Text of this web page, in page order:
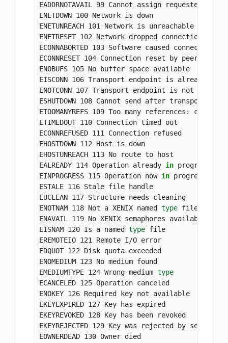
EADDRNOTAVAIL 99 Cannot assign requested
ENETDOWN 100 Network is down
ENETUNREACH 101 Network is unreachable
ENETRESET 102 Network dropped connection on
ECONNABORTED 103 Software caused connection
ECONNRESET 104 Connection reset by peer
ENOBUFS 105 No buffer space available
EISCONN 106 Transport endpoint is already
ENOTCONN 107 Transport endpoint is not
ESHUTDOWN 108 Cannot send after transport
ETOOMANYREFS 109 Too many references: cannot
ETIMEDOUT 110 Connection timed out
ECONNREFUSED 111 Connection refused
EHOSTDOWN 112 Host is down
EHOSTUNREACH 113 No route to host
EALREADY 114 Operation already in progress
EINPROGRESS 115 Operation now in progress
ESTALE 116 Stale file handle
EUCLEAN 117 Structure needs cleaning
ENOTNAM 118 Not a XENIX named type file
ENAVAIL 119 No XENIX semaphores available
EISNAM 120 Is a named type file
EREMOTEIO 121 Remote I/O error
EDQUOT 122 Disk quota exceeded
ENOMEDIUM 123 No medium found
EMEDIUMTYPE 124 Wrong medium
ECANCELED 125 Operation canceled
ENOKEY 126 Required key not available
EKEYEXPIRED 127 Key has expired
EKEYREVOKED 128 Key has been revoked
EKEYREJECTED 129 Key was rejected by service
EOWNERDEAD 130 Owner died